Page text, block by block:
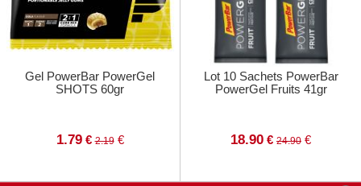
Gel PowerBar PowerGel
SHOTS 60gr
1.79 € 2.19€
Lot 10 Sachets PowerBar
PowerGel Fruits 41gr
18.90 € 24.90 €